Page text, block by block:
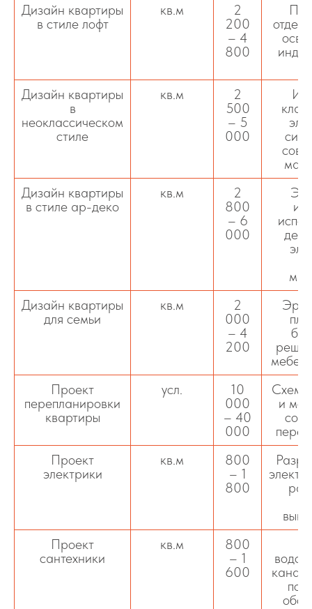
Дизайн квартиры
в стиле лофт
кв.м
2
200
– 4
800
Дизайн квартиры
в
неоклассическом
стиле
кв.м
2
500
– 5
000
Дизайн квартиры
в стиле ар-деко
кв.м
2
800
– 6
000
Дизайн квартиры
для семьи
кв.м
2
000
– 4
200
Проект
перепланировки
квартиры
усл.
10
000
– 40
000
и
Проект
электрики
кв.м
800
– 1
800
Проект
сантехники
кв.м
800
– 1
600